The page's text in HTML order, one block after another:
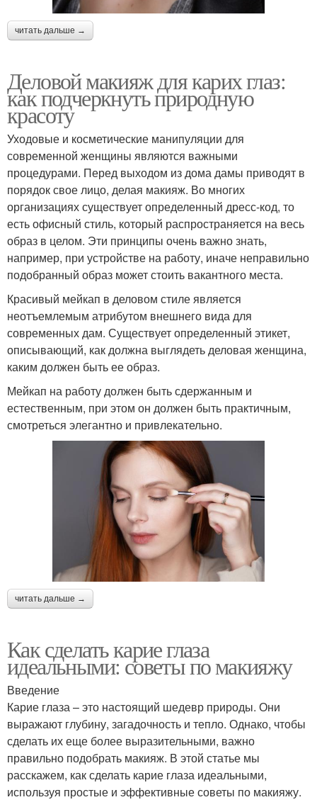
читать дальше →
Деловой макияж для карих глаз:
как подчеркнуть природную
красоту
Уходовые и косметические манипуляции для
современной женщины являются важными
процедурами. Перед выходом из дома дамы приводят в
порядок свое лицо, делая макияж. Во многих
организациях существует определенный дресс-код, то
есть офисный стиль, который распространяется на весь
образ в целом. Эти принципы очень важно знать,
например, при устройстве на работу, иначе неправильно
подобранный образ может стоить вакантного места.
Красивый мейкап в деловом стиле является
неотъемлемым атрибутом внешнего вида для
современных дам. Существует определенный этикет,
описывающий, как должна выглядеть деловая женщина,
каким должен быть ее образ.
Мейкап на работу должен быть сдержанным и
естественным, при этом он должен быть практичным,
смотреться элегантно и привлекательно.
читать дальше →
Как сделать карие глаза
идеальными: советы по макияжу
Введение
Карие глаза – это настоящий шедевр природы. Они
выражают глубину, загадочность и тепло. Однако, чтобы
сделать их еще более выразительными, важно
правильно подобрать макияж. В этой статье мы
расскажем, как сделать карие глаза идеальными,
используя простые и эффективные советы по макияжу.